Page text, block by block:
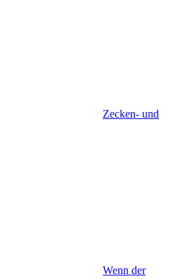
Zecken- und
Wenn der